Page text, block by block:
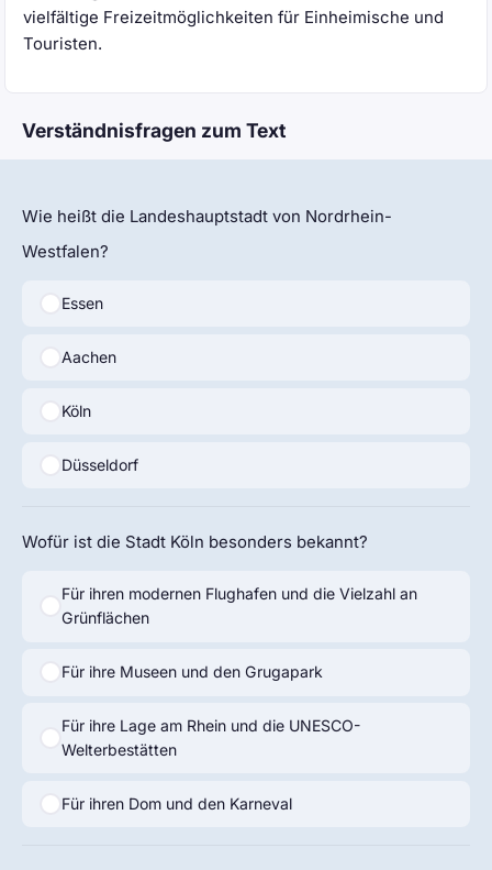
vielfältige Freizeitmöglichkeiten für Einheimische und
Touristen.
Verständnisfragen zum Text
Wie heißt die Landeshauptstadt von Nordrhein-
Westfalen?
Essen
Aachen
Köln
Düsseldorf
Wofür ist die Stadt Köln besonders bekannt?
Für ihren modernen Flughafen und die Vielzahl an
Grünflächen
Für ihre Museen und den Grugapark
Für ihre Lage am Rhein und die UNESCO-
Welterbestätten
Für ihren Dom und den Karneval